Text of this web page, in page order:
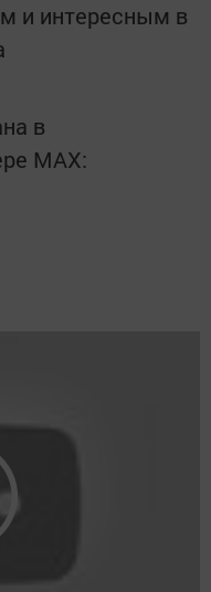
и интересным в
в
MАХ: